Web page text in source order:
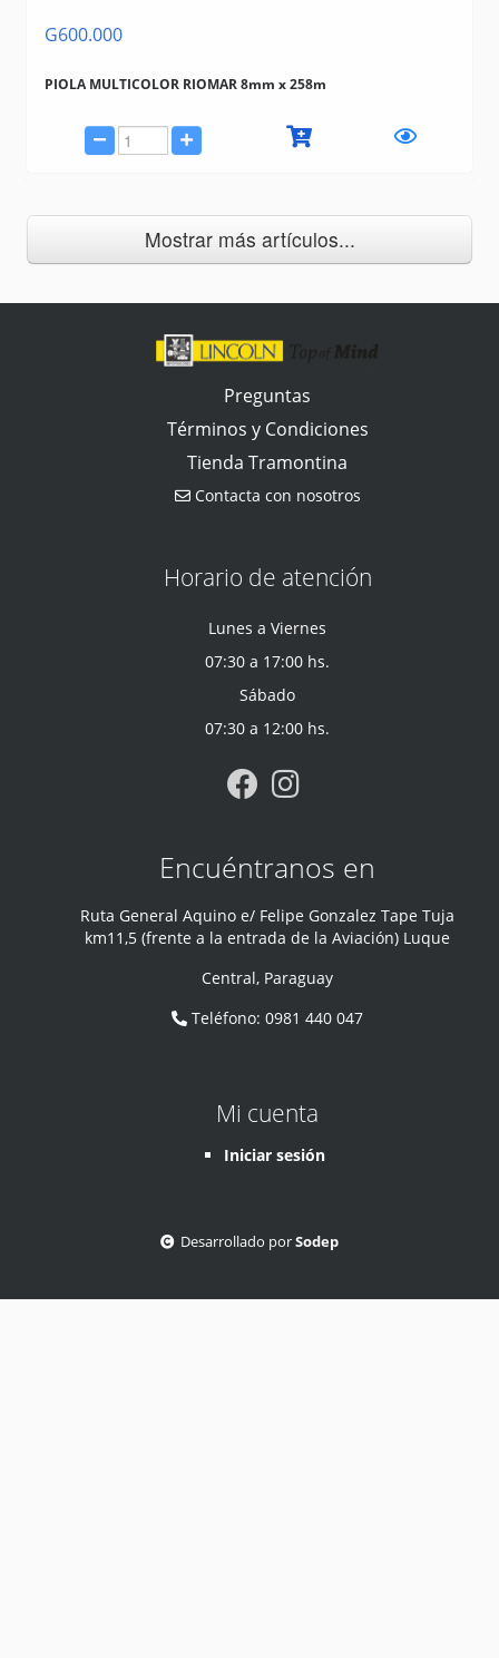
G600.000
PIOLA MULTICOLOR RIOMAR 8mm x 258m
Mostrar más artículos...
Preguntas
Términos y Condiciones
Tienda Tramontina
Contacta con nosotros
Horario de atención
Lunes a Viernes
07:30 a 17:00 hs.
Sábado
07:30 a 12:00 hs.
Encuéntranos en
Ruta General Aquino e/ Felipe Gonzalez Tape Tuja
km11,5 (frente a la entrada de la Aviación) Luque
Central, Paraguay
Teléfono:0981 440 047
Mi cuenta
Iniciar sesión
Desarrollado porSodep